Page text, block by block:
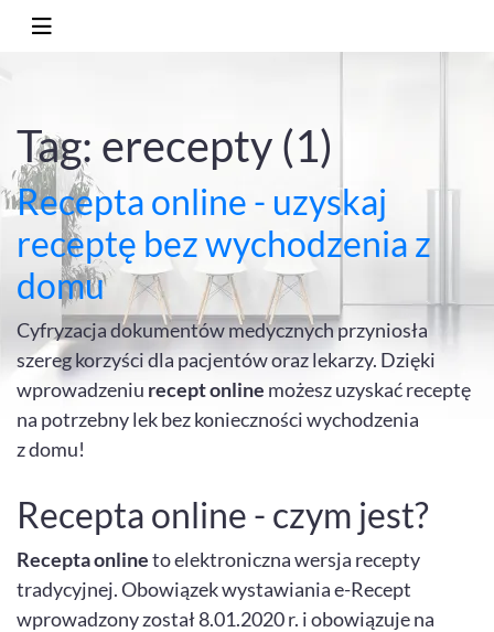
Tag: erecepty (1)
Recepta online - uzyskaj
receptę bez wychodzenia z
domu
Cyfryzacja dokumentów medycznych przyniosła
szereg korzyści dla pacjentów oraz lekarzy. Dzięki
wprowadzeniu recept online możesz uzyskać receptę
na potrzebny lek bez konieczności wychodzenia
z domu!
Recepta online - czym jest?
Recepta onlineto elektroniczna wersja recepty
tradycyjnej. Obowiązek wystawiania e-Recept
wprowadzony został 8.01.2020 r. i obowiązuje na